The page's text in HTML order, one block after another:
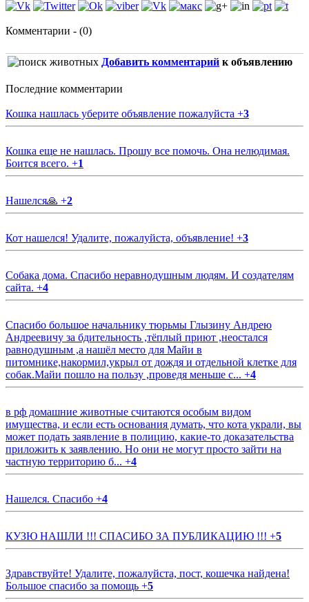
Комментарии - (0)
Добавить комментарий к объявлению
Последние комментарии
Кошка нашлась уберите объявление пожалуйста +3
Кошка еще не нашлась. Прошу все помочь. Она нелюдимая.
Боится всего. +1
Нашелся🙏 +2
Кот нашелся! Удалите, пожалуйста, объявление! +3
Собака дома. Спасибо неравнодушным людям. И создателям
сайта. +4
Спасибо большое начальнику тюрьмы Глызину Андрею
Андреевичу за бдительность ,тёплый приют ,неостался
равнодушным ,а нашёл место для Майи в
питомнике,накормил,укрыл от дождя и отдельной клетке для
собак.Майи пошло на пользу ,проведя меньше с... +4
в рф домашние животные считаются особым видом
имущества, и если есть основания думать, что кота украли, вы
может подать заявление в полицию, какие-то доказательства
приложить к заявлению. Но они не могут просто зайти на
частную территорию б... +4
Нашелся. Спасибо +4
КУЗЮ НАШЛИ !!! СПАСИБО ЗА ПУБЛИКАЦИЮ !!! +5
Здравствуйте! Удалите, пожалуйста, пост, кошечка найдена!
Большое спасибо за помощь +5